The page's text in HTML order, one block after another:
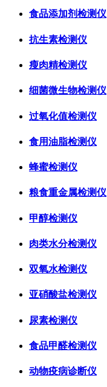
食品添加剂检测仪
抗生素检测仪
瘦肉精检测仪
细菌微生物检测仪
过氧化值检测仪
食用油脂检测仪
蜂蜜检测仪
粮食重金属检测仪
甲醇检测仪
肉类水分检测仪
双氧水检测仪
亚硝酸盐检测仪
尿素检测仪
食品甲醛检测仪
动物疫病诊断仪